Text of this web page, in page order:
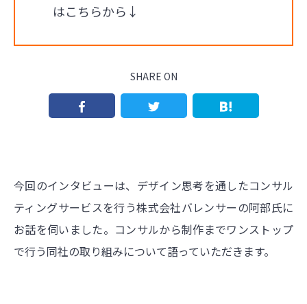
はこちらから↓
SHARE ON
今回のインタビューは、デザイン思考を通したコンサル
ティングサービスを行う株式会社バレンサーの阿部氏に
お話を伺いました。コンサルから制作までワンストップ
で行う同社の取り組みについて語っていただきます。